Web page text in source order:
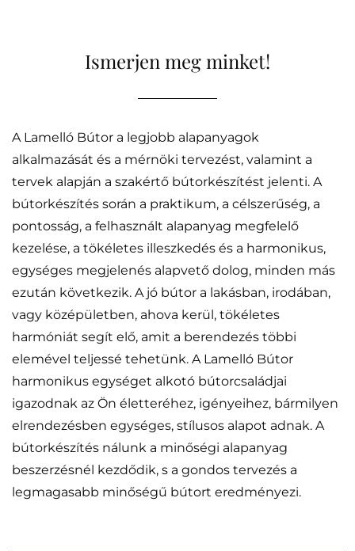
Ismerjen meg minket!
A Lamelló Bútor a legjobb alapanyagok
alkalmazását és a mérnöki tervezést, valamint a
tervek alapján a szakértő bútorkészítést jelenti. A
bútorkészítés során a praktikum, a célszerűség, a
pontosság, a felhasznált alapanyag megfelelő
kezelése, a tökéletes illeszkedés és a harmonikus,
egységes megjelenés alapvető dolog, minden más
ezután következik. A jó bútor a lakásban, irodában,
vagy középületben, ahova kerül, tökéletes
harmóniát segít elő, amit a berendezés többi
elemével teljessé tehetünk. A Lamelló Bútor
harmonikus egységet alkotó bútorcsaládjai
igazodnak az Ön életteréhez, igényeihez, bármilyen
elrendezésben egységes, stílusos alapot adnak. A
bútorkészítés nálunk a minőségi alapanyag
beszerzésnél kezdődik, s a gondos tervezés a
legmagasabb minőségű bútort eredményezi.